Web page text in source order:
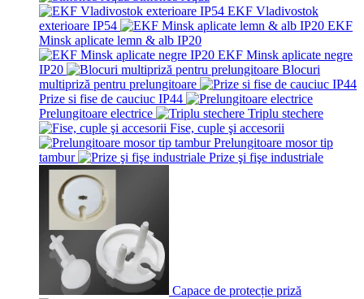
EKF Vladivostok
exterioare IP54
EKF
Minsk aplicate lemn & alb IP20
EKF Minsk aplicate negre
IP20
Blocuri
multipriză pentru prelungitoare
Prize si fise de cauciuc IP44
Prelungitoare electrice
Triplu stechere
Fise, cuple şi accesorii
Prelungitoare mosor tip
tambur
Prize şi fişe industriale
Capace de protecție priză